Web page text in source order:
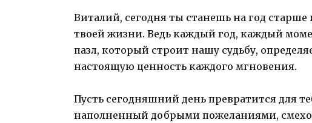
Виталий, сегодня ты станешь на год
твоей жизни. Ведь каждый год, каждый
пазл, который строит нашу судьбу,
настоящую ценность каждого мгновения.
Пусть сегодняшний день превратится для
наполненный добрыми пожеланиями,